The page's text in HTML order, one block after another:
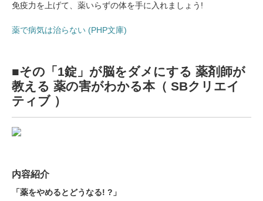
免疫力を上げて、薬いらずの体を手に入れましょう!
薬で病気は治らない (PHP文庫)
■その「1錠」が脳をダメにする 薬剤師が
教える 薬の害がわかる本（ SBクリエイ
ティブ ）
内容紹介
「薬をやめるとどうなる! ?」